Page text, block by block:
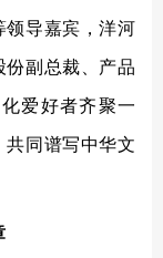
领导嘉宾，洋河
份副总裁、产品
爱好者齐聚一
同谱写中华文